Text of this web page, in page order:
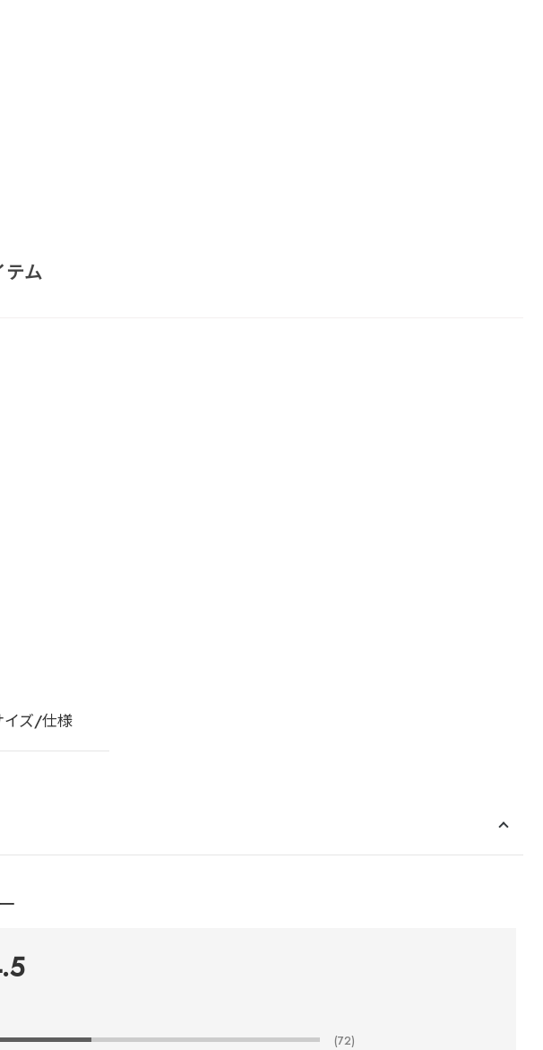
テム
イズ/仕様
(72)